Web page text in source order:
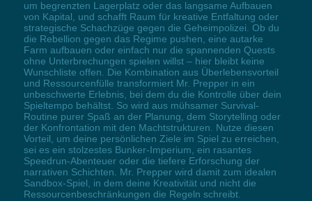
um begrenzten Lagerplatz oder das langsame Aufbauen
von Kapital, und schafft Raum für kreative Entfaltung oder
strategische Schachzüge gegen die Geheimpolizei. Ob du
die Rebellion gegen das Regime pushen, eine autarke
Farm aufbauen oder einfach nur die spannenden Quests
ohne Unterbrechungen spielen willst – hier bleibt keine
Wunschliste offen. Die Kombination aus Überlebensvorteil
und Ressourcenfülle transformiert Mr. Prepper in ein
unbeschwerte Erlebnis, bei dem du die Kontrolle über dein
Spieltempo behältst. So wird aus mühsamer Survival-
Routine purer Spaß an der Planung, dem Storytelling oder
der Konfrontation mit den Machtstrukturen. Nutze diesen
Vorteil, um deine persönlichen Ziele im Spiel zu erreichen,
sei es ein stolzestes Bunker-Imperium, ein rasantes
Speedrun-Abenteuer oder die tiefere Erforschung der
narrativen Schichten. Mr. Prepper wird damit zum idealen
Sandbox-Spiel, in dem deine Kreativität und nicht die
Ressourcenbeschränkungen die Regeln schreibt.